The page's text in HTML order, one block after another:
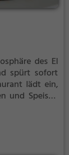
des El
spürt sofort
lädt ein,
und Speisen
an
mit